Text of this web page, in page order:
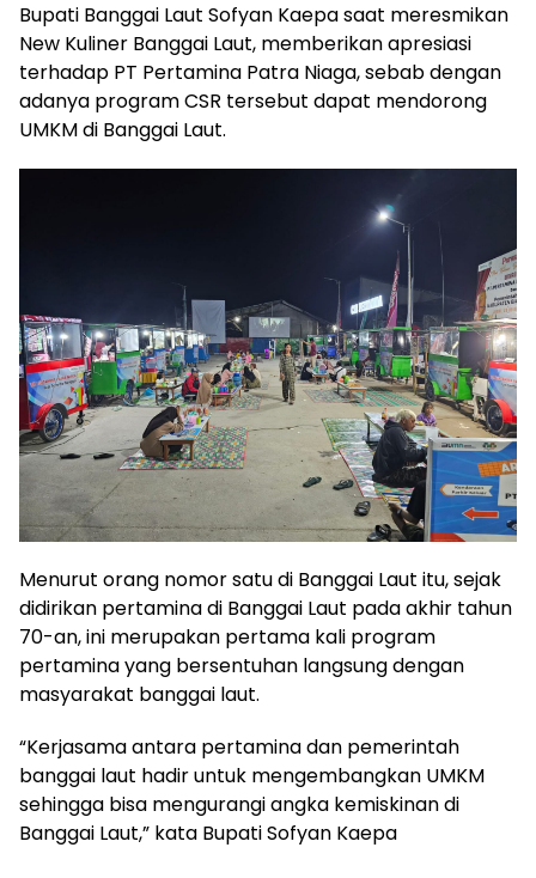
Bupati Banggai Laut Sofyan Kaepa saat meresmikan
New Kuliner Banggai Laut, memberikan apresiasi
terhadap PT Pertamina Patra Niaga, sebab dengan
adanya program CSR tersebut dapat mendorong
UMKM di Banggai Laut.
Menurut orang nomor satu di Banggai Laut itu, sejak
didirikan pertamina di Banggai Laut pada akhir tahun
70-an, ini merupakan pertama kali program
pertamina yang bersentuhan langsung dengan
masyarakat banggai laut.
“Kerjasama antara pertamina dan pemerintah
banggai laut hadir untuk mengembangkan UMKM
sehingga bisa mengurangi angka kemiskinan di
Banggai Laut,” kata Bupati Sofyan Kaepa